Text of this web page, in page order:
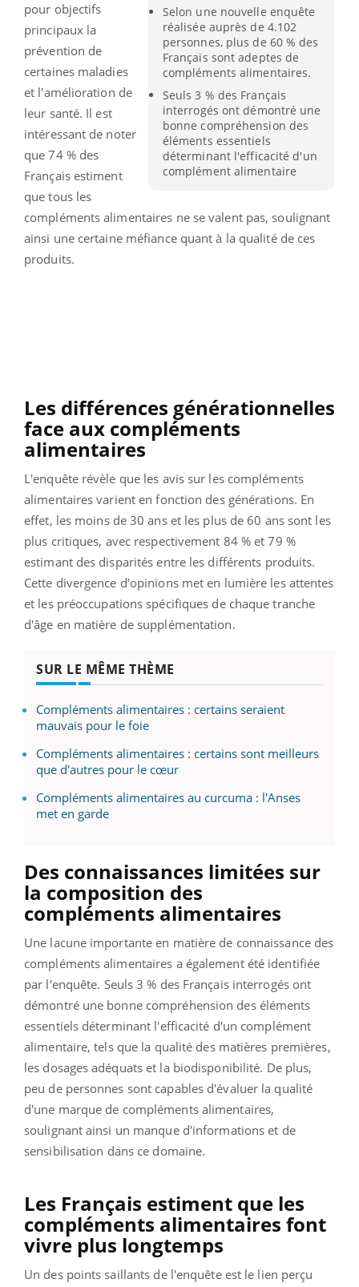
Selon une nouvelle enquête
réalisée auprès de 4.102
personnes, plus de 60 % des
Français sont adeptes de
compléments alimentaires.
Seuls 3 % des Français
interrogés ont démontré une
bonne compréhension des
éléments essentiels
déterminant l'efficacité d'un
complément alimentaire
pour objectifs
principaux la
prévention de
certaines maladies
et l'amélioration de
leur santé. Il est
intéressant de noter
que 74 % des
Français estiment
que tous les
compléments alimentaires ne se valent pas, soulignant
ainsi une certaine méfiance quant à la qualité de ces
produits.
Les différences générationnelles
face aux compléments
alimentaires
L'enquête révèle que les avis sur les compléments
alimentaires varient en fonction des générations. En
effet, les moins de 30 ans et les plus de 60 ans sont les
plus critiques, avec respectivement 84 % et 79 %
estimant des disparités entre les différents produits.
Cette divergence d'opinions met en lumière les attentes
et les préoccupations spécifiques de chaque tranche
d'âge en matière de supplémentation.
SUR LE MÊME THÈME
Compléments alimentaires : certains seraient
mauvais pour le foie
Compléments alimentaires : certains sont meilleurs
que d'autres pour le cœur
Compléments alimentaires au curcuma : l'Anses
met en garde
Des connaissances limitées sur
la composition des
compléments alimentaires
Une lacune importante en matière de connaissance des
compléments alimentaires a également été identifiée
par l'enquête. Seuls 3 % des Français interrogés ont
démontré une bonne compréhension des éléments
essentiels déterminant l'efficacité d'un complément
alimentaire, tels que la qualité des matières premières,
les dosages adéquats et la biodisponibilité. De plus,
peu de personnes sont capables d'évaluer la qualité
d'une marque de compléments alimentaires,
soulignant ainsi un manque d'informations et de
sensibilisation dans ce domaine.
Les Français estiment que les
compléments alimentaires font
vivre plus longtemps
Un des points saillants de l'enquête est le lien perçu